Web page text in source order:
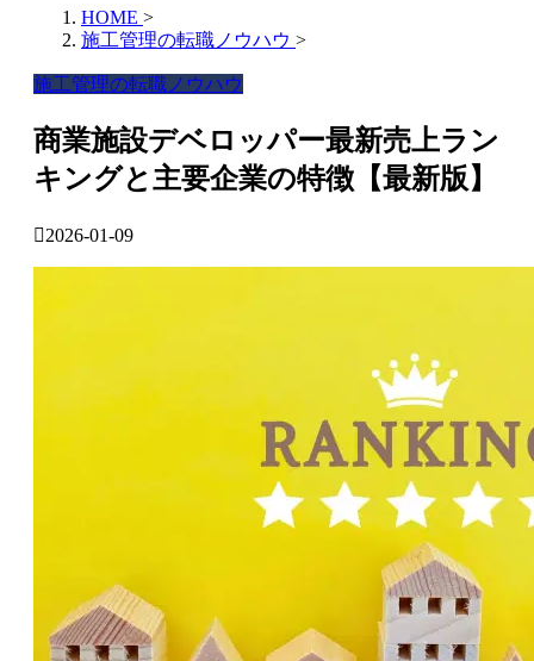
HOME >
施工管理の転職ノウハウ >
施工管理の転職ノウハウ
商業施設デベロッパー最新売上ラン
キングと主要企業の特徴【最新版】
2026-01-09